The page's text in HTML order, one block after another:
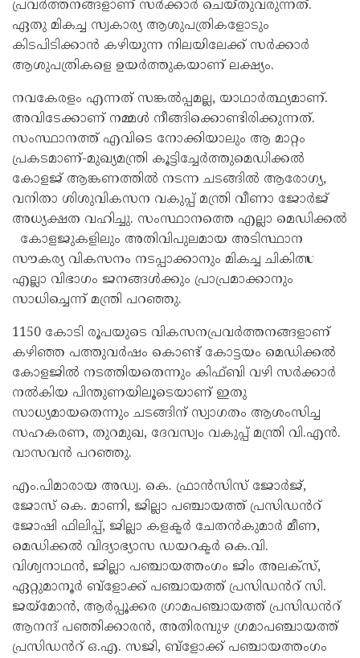
പ്രവർത്തനങ്ങളാണ് സർക്കാർ ചെയ്തുവരുന്നത്.
ഏതു മികച്ച സ്വകാര്യ ആശുപത്രികളോടും
കിടപിടിക്കാൻ കഴിയുന്ന നിലയിലേക്ക് സർക്കാർ
ആശുപത്രികളെ ഉയർത്തുകയാണ് ലക്ഷ്യം.
നവകേരളം എന്നത് സങ്കൽപ്പമല്ല, യാഥാർത്ഥ്യമാണ്.
അവിടേക്കാണ് നമ്മൾ നീങ്ങിക്കൊണ്ടിരിക്കുന്നത്.
സംസ്ഥാനത്ത് എവിടെ നോക്കിയാലും ആ മാറ്റം
പ്രകടമാണ്-മുഖ്യമന്ത്രി കൂട്ടിച്ചേർത്തുമെഡിക്കൽ
കോളജ് ആങ്കണത്തിൽ നടന്ന ചടങ്ങിൽ ആരോഗ്യ,
വനിതാ ശിശുവികസന വകുപ്പ് മന്ത്രി വീണാ ജോർജ്
അധ്യക്ഷത വഹിച്ചു. സംസ്ഥാനത്തെ എല്ലാ മെഡിക്കൽ
കോളജുകളിലും അതിവിപുലമായ അടിസ്ഥാന
സൗകര്യ വികസനം നടപ്പാക്കാനും മികച്ച ചികിത്സ
എല്ലാ വിഭാഗം ജനങ്ങൾക്കും പ്രാപ്രമാക്കാനും
സാധിച്ചെന്ന് മന്ത്രി പറഞ്ഞു.
1150 കോടി രൂപയുടെ വികസനപ്രവർത്തനങ്ങളാണ്
കഴിഞ്ഞ പത്തുവർഷം കൊണ്ട് കോട്ടയം മെഡിക്കൽ
കോളജിൽ നടത്തിയതെന്നും കിഫ്ബി വഴി സർക്കാർ
നൽകിയ പിന്തുണയിലൂടെയാണ് ഇതു
സാധ്യമായതെന്നും ചടങ്ങിന് സ്വാഗതം ആശംസിച്ച
സഹകരണ, തുറമുഖ, ദേവസ്വം വകുപ്പ് മന്ത്രി വി.എൻ.
വാസവൻ പറഞ്ഞു.
എം.പിമാരായ അഡ്വ. കെ. ഫ്രാൻസിസ് ജോർജ്,
ജോസ് കെ. മാണി, ജില്ലാ പഞ്ചായത്ത് പ്രസിഡൻറ്
ജോഷി ഫിലിപ്പ്, ജില്ലാ കളക്ടർ ചേതൻകുമാർ മീണ,
മെഡിക്കൽ വിദ്യാഭ്യാസ ഡയറക്ടർ കെ.വി.
വിശ്വനാഥൻ, ജില്ലാ പഞ്ചായത്തംഗം ജിം അലക്‌സ്,
ഏറ്റുമാനൂർ ബ്‌ളോക്ക് പഞ്ചായത്ത് പ്രസിഡൻറ് സി.
ജയ്‌മോൻ, ആർപ്പൂക്കര ഗ്രാമപഞ്ചായത്ത് പ്രസിഡൻറ്
ആനന്ദ് പഞ്ഞിക്കാരൻ, അതിരമ്പുഴ ഗ്രമാപഞ്ചായത്ത്
പ്രസിഡൻറ് ഒ.എ. സജി, ബ്‌ളോക്ക് പഞ്ചായത്തംഗം